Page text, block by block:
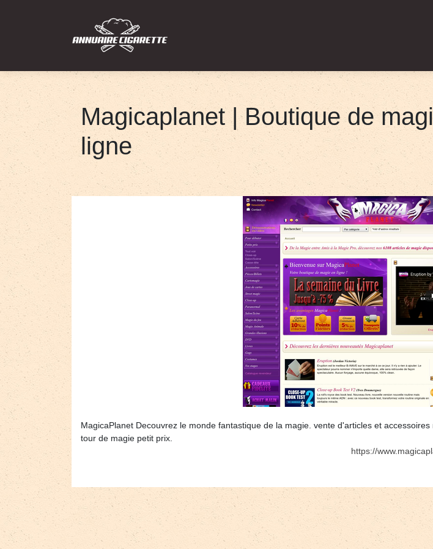
Magicap­la­net | Boutique de
ligne
MagicaPlanet Decouvrez le monde fantastique de la magie. vente d'articles et
tour de magie petit prix.
https://